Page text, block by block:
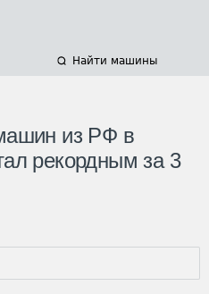
Найти машины
из РФ в
рекордным за 3